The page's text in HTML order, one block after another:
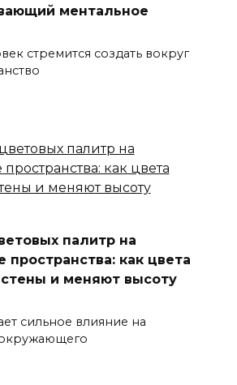
ментальное
стремится создать вокруг
палитр на
пространства: как цвета
и меняют высоту
сильное влияние на